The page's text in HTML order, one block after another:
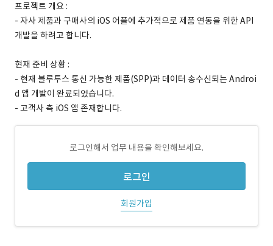
프로젝트 개요 :
- 자사 제품과 구매사의 iOS 어플에 추가적으로 제품 연동을 위한 API
개발을 하려고 합니다.
현재 준비 상황 :
- 현재 블루투스 통신 가능한 제품(SPP)과 데이터 송수신되는 Androi
d 앱 개발이 완료되었습니다.
- 고객사 측 iOS 앱 존재합니다.
로그인해서 업무 내용을 확인해보세요.
로그인
회원가입